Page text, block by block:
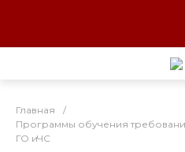
Главная
/
Программы обучения
ГО иЧС